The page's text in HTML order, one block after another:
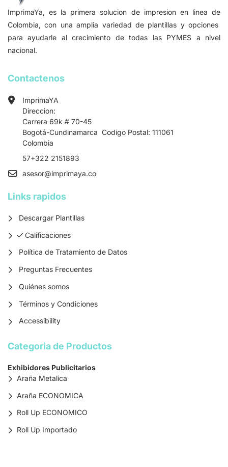
ImprimaYa, es la primera solucion de impresion en linea de
Colombia, con una amplia variedad de plantillas y opciones
para ayudarle al crecimiento de todas las PYMES a nivel
nacional.
Contactenos
ImprimaYA
Direccion:
Carrera 69k # 70-45
Bogotá-Cundinamarca Codigo Postal: 111061
Colombia
57+322 2151893
asesor@imprimaya.co
Links rapidos
Descargar Plantillas
Calificaciones
Calificaciones
Política de Tratamiento de Datos
Preguntas Frecuentes
Quiénes somos
Términos y Condiciones
Accessibility
Categoria de Productos
Exhibidores Publicitarios
Araña Metalica
Araña ECONOMICA
Roll Up ECONOMICO
Roll Up Importado